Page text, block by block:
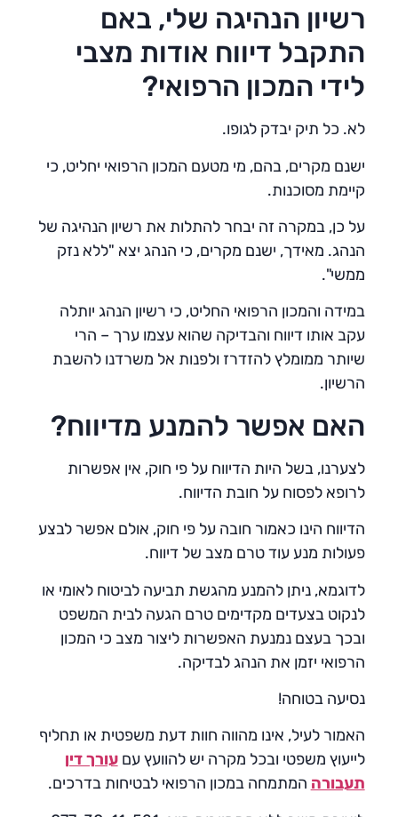
רשיון הנהיגה שלי, באם
התקבל דיווח אודות מצבי
לידי המכון הרפואי?
לא. כל תיק יבדק לגופו.
ישנם מקרים, בהם, מי מטעם המכון הרפואי יחליט, כי
קיימת מסוכנות.
על כן, במקרה זה יבחר להתלות את רשיון הנהיגה של
הנהג. מאידך, ישנם מקרים, כי הנהג יצא "ללא נזק
ממשי".
במידה והמכון הרפואי החליט, כי רשיון הנהג יותלה
עקב אותו דיווח והבדיקה שהוא עצמו ערך – הרי
שיותר ממומלץ להזדרז ולפנות אל משרדנו להשבת
הרשיון.
האם אפשר להמנע מדיווח?
לצערנו, בשל היות הדיווח על פי חוק, אין אפשרות
לרופא לפסוח על חובת הדיווח.
הדיווח הינו כאמור חובה על פי חוק, אולם אפשר לבצע
פעולות מנע עוד טרם מצב של דיווח.
לדוגמא, ניתן להמנע מהגשת תביעה לביטוח לאומי או
לנקוט בצעדים מקדימים טרם הגעה לבית המשפט
ובכך בעצם נמנעת האפשרות ליצור מצב כי המכון
הרפואי יזמן את הנהג לבדיקה.
נסיעה בטוחה!
האמור לעיל, אינו מהווה חוות דעת משפטית או תחליף
לייעוץ משפטי ובכל מקרה יש להוועץ עםעורך דין
תעבורה המתמחה במכון הרפואי לבטיחות בדרכים.